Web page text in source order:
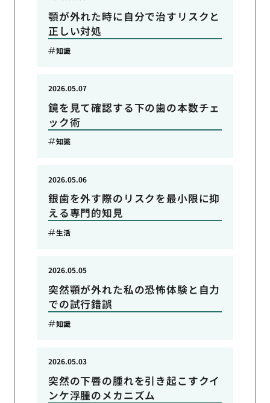
顎が外れた時に自分で治すリスクと
正しい対処
知識
鏡を見て確認する下の歯の本数チェ
ック術
2026.05.07
知識
銀歯を外す際のリスクを最小限に抑
える専門的知見
2026.05.06
生活
突然顎が外れた私の恐怖体験と自力
での試行錯誤
2026.05.05
知識
突然の下唇の腫れを引き起こすクイ
ンケ浮腫のメカニズム
2026.05.03